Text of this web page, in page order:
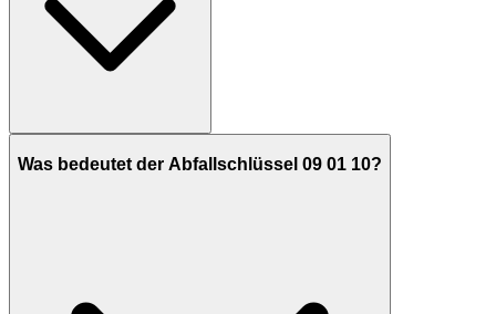
Was bedeutet der Abfallschlüssel 09 01 10?